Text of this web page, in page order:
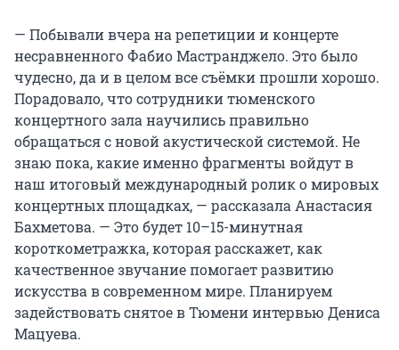
— Побывали вчера на репетиции и концерте
несравненного Фабио Мастранджело. Это было
чудесно, да и в целом все съёмки прошли хорошо.
Порадовало, что сотрудники тюменского
концертного зала научились правильно
обращаться с новой акустической системой. Не
знаю пока, какие именно фрагменты войдут в
наш итоговый международный ролик о мировых
концертных площадках, — рассказала Анастасия
Бахметова. — Это будет 10–15-минутная
короткометражка, которая расскажет, как
качественное звучание помогает развитию
искусства в современном мире. Планируем
задействовать снятое в Тюмени интервью Дениса
Мацуева.